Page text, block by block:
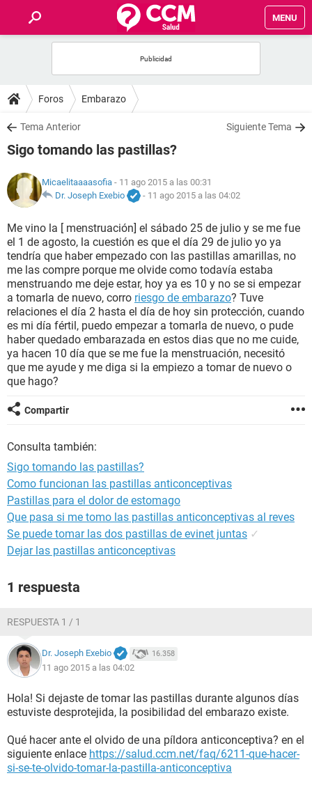
MENU
FOROS
SALUD
FAMILIA
NUTRICIÓN
BIENESTAR
SEXUALIDAD
GLOSARIO
Foros Embarazo
Tema Anterior Siguiente Tema
Sigo tomando las pastillas?
Micaelitaaaasofia - 11 ago 2015 a las 00:31
Dr. Joseph Exebio
- 11 ago 2015 a las 04:02
Me vino la [ menstruación] el sábado 25 de julio y se me fue
el 1 de agosto, la cuestión es que el día 29 de julio yo ya
tendría que haber empezado con las pastillas amarillas, no
me las compre porque me olvide como todavía estaba
menstruando me deje estar, hoy ya es 10 y no se si empezar
a tomarla de nuevo, corro riesgo de embarazo? Tuve
relaciones el día 2 hasta el día de hoy sin protección, cuando
es mi día fértil, puedo empezar a tomarla de nuevo, o pude
haber quedado embarazada en estos dias que no me cuide,
ya hacen 10 día que se me fue la menstruación, necesitó
que me ayude y me diga si la empiezo a tomar de nuevo o
que hago?
Compartir
Consulta también:
Sigo tomando las pastillas?
Como funcionan las pastillas anticonceptivas
Pastillas para el dolor de estomago
Que pasa si me tomo las pastillas anticonceptivas al reves
Se puede tomar las dos pastillas de evinet juntas ✓
Dejar las pastillas anticonceptivas
1 respuesta
RESPUESTA 1 / 1
Dr. Joseph Exebio 16.358
11 ago 2015 a las 04:02
Hola! Si dejaste de tomar las pastillas durante algunos días
estuviste desprotejida, la posibilidad del embarazo existe.
Qué hacer ante el olvido de una píldora anticonceptiva? en el
siguiente enlace https://salud.ccm.net/faq/6211-que-hacer-
si-se-te-olvido-tomar-la-pastilla-anticonceptiva